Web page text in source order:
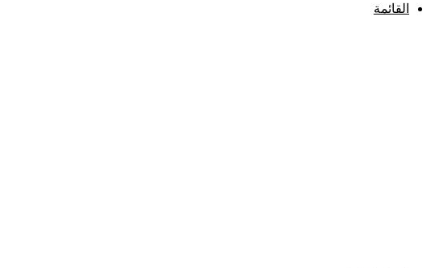
القائمة